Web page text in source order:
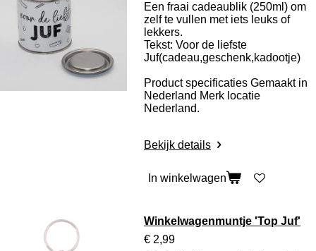
Een fraai cadeaublik (250ml) om
zelf te vullen met iets leuks of
lekkers.
Tekst: Voor de liefste
Juf(cadeau,geschenk,kadootje)
Product specificaties Gemaakt in
Nederland Merk locatie
Nederland.
Bekijk details
In winkelwagen
Winkelwagenmuntje 'Top Juf'
€ 2,99